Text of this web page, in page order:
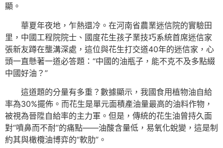
顯。
華夏年夜地，乍熱還冷。在河南省農業迷信院的實驗田
里，中國工程院院士、國度花生孩子業技巧系統首席迷信家
張新友蹲在壟溝深處，這位與花生打交道40年的迷信家，心
頭一直懸著一道必答題：“中國的油瓶子，能不克不及多點綴
中國好油？”
這道題的分量有多重？數據顯示，我國食用植物油自給
率為30%擺佈。而花生是單元面積產油量最高的油料作物，
被視為晉陞自給率的主力軍。但是，傳統的花生油曾持久面
對“噴鼻而不耐”的痛點——油酸含量低，易氧化蛻變，這是制
約其與橄欖油博弈的“軟肋”。